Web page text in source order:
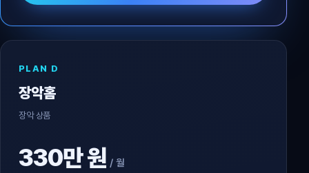
PLAN D
장악홈
장악 상품
330만 원 / 월